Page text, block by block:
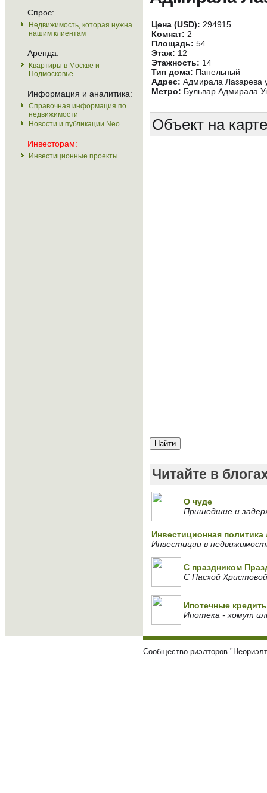
Спрос:
Недвижимость, которая нужна
нашим клиентам
Аренда:
Квартиры в Москве и
Подмосковье
Информация и аналитика:
Справочная информация по
недвижимости
Новости и публикации Neo
Инвесторам:
Инвестиционные проекты
Цена (USD): 294915
Комнат: 2
Площадь: 54
Этаж: 12
Этажность: 14
Тип дома: Панельный
Адрес: Адмирала Лазарева
Метро: Бульвар Адмирала
Объект на карте
Читайте в
О чуде
Пришедшие и
Инвестиционная
Инвестиции в
С праздником
С Пасхой
Ипотечные
Ипотека - хомут
Сообщество риэлторов